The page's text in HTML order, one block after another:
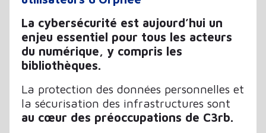
La cybersécurité est aujourd’hui un
enjeu essentiel pour tous les acteurs
du numérique, y compris les
bibliothèques.
La protection des données personnelles et
la sécurisation des infrastructures sont
au cœur des préoccupations de C3rb.